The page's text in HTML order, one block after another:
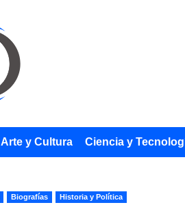
Arte y Cultura Ciencia y
Biografías Historia y Política